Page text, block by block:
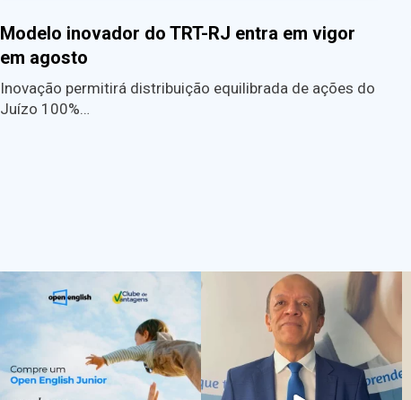
Modelo inovador do TRT-RJ entra em vigor
em agosto
Inovação permitirá distribuição equilibrada de ações do
Juízo 100%…